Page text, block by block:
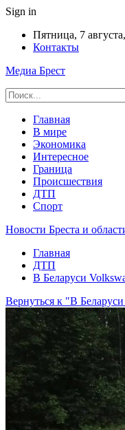
Sign in
Пятница, 7
Контакты
Медиа Брест
Главная
В мире
Экономика
Интересное
Граница
Происшествия
ДТП
Спорт
Новости Бреста и
Главная
ДТП
В Беларуси
Вернуться к "В